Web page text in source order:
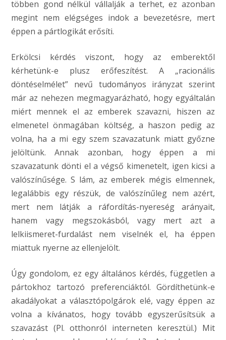
többen gond nélkül vállalják a terhet, ez azonban
megint nem elégséges indok a bevezetésre, mert
éppen a pártlogikát erősíti.
Erkölcsi kérdés viszont, hogy az emberektől
kérhetünk-e plusz erőfeszítést. A „racionális
döntéselmélet” nevű tudományos irányzat szerint
már az nehezen megmagyarázható, hogy egyáltalán
miért mennek el az emberek szavazni, hiszen az
elmenetel önmagában költség, a haszon pedig az
volna, ha a mi egy szem szavazatunk miatt győzne
jelöltünk. Annak azonban, hogy éppen a mi
szavazatunk dönti el a végső kimenetelt, igen kicsi a
valószínűsége. S lám, az emberek mégis elmennek,
legalábbis egy részük, de valószínűleg nem azért,
mert nem látják a ráfordítás-nyereség arányait,
hanem vagy megszokásból, vagy mert azt a
lelkiismeret-furdalást nem viselnék el, ha éppen
miattuk nyerne az ellenjelölt.
Úgy gondolom, ez egy általános kérdés, független a
pártokhoz tartozó preferenciáktól. Gördíthetünk-e
akadályokat a választópolgárok elé, vagy éppen az
volna a kívánatos, hogy tovább egyszerűsítsük a
szavazást (Pl. otthonról interneten keresztül.) Mit